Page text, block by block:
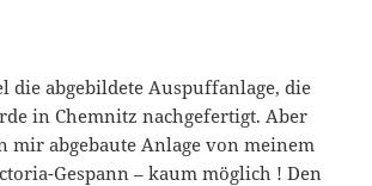
die abgebildete Auspuffanlage, die
in Chemnitz nachgefertigt. Aber
mir abgebaute Anlage von meinem
Gespann – kaum möglich ! Den